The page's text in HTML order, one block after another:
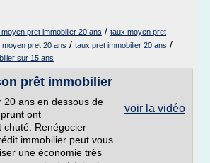
pret immobilier 20 ans / taux moyen pret
moyen pret 20 ans / taux pret immobilier 20 ans /
sur 15 ans
prêt immobilier
voir la vidéo
20 ans en dessous de
ont
chuté. Renégocier
immobilier peut vous
une économie très